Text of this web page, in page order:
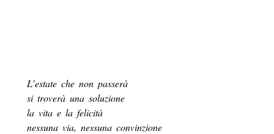
L’estate che non passerà
si troverà una soluzione
la vita e la felicità
nessuna via, nessuna convinzione